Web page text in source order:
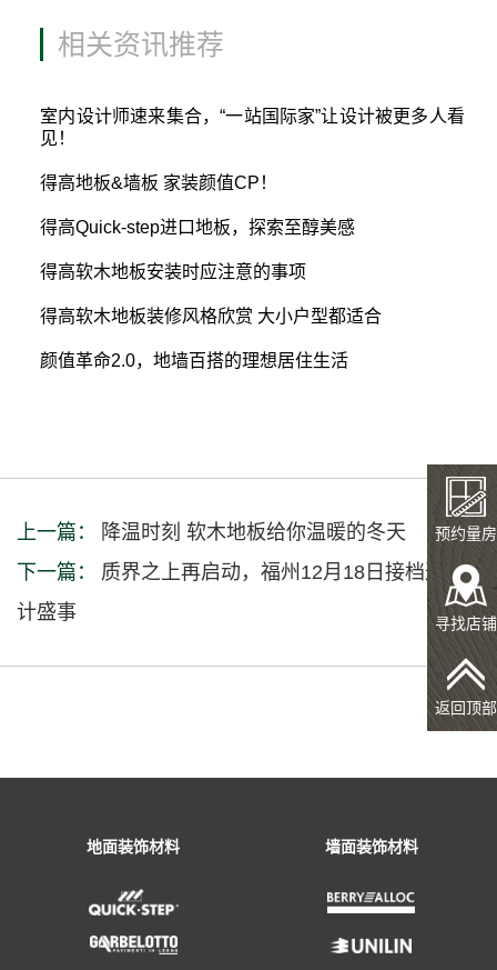
相关资讯推荐
室内设计师速来集合，“一站国际家”让设计被更多人看
见！
得高地板&墙板 家装颜值CP！
得高Quick-step进口地板，探索至醇美感
得高软木地板安装时应注意的事项
得高软木地板装修风格欣赏 大小户型都适合
颜值革命2.0，地墙百搭的理想居住生活
上一篇：
降温时刻 软木地板给你温暖的冬天
下一篇：
质界之上再启动，福州12月18日接档这场设
计盛事
预约量房
寻找店铺
返回顶部